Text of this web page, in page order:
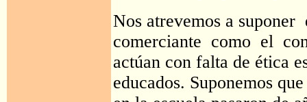
Nos atrevemos a
comerciante como el
actúan con falta de ética
educados. Suponemos